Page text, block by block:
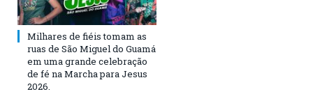
Milhares de fiéis tomam as
ruas de São Miguel do Guamá
em uma grande celebração
de fé na Marcha para Jesus
2026.